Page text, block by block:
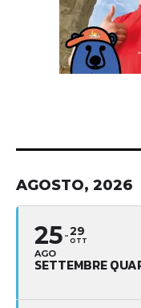
AGOSTO, 2026
25
AGO
29
OTT
SETTEMBRE